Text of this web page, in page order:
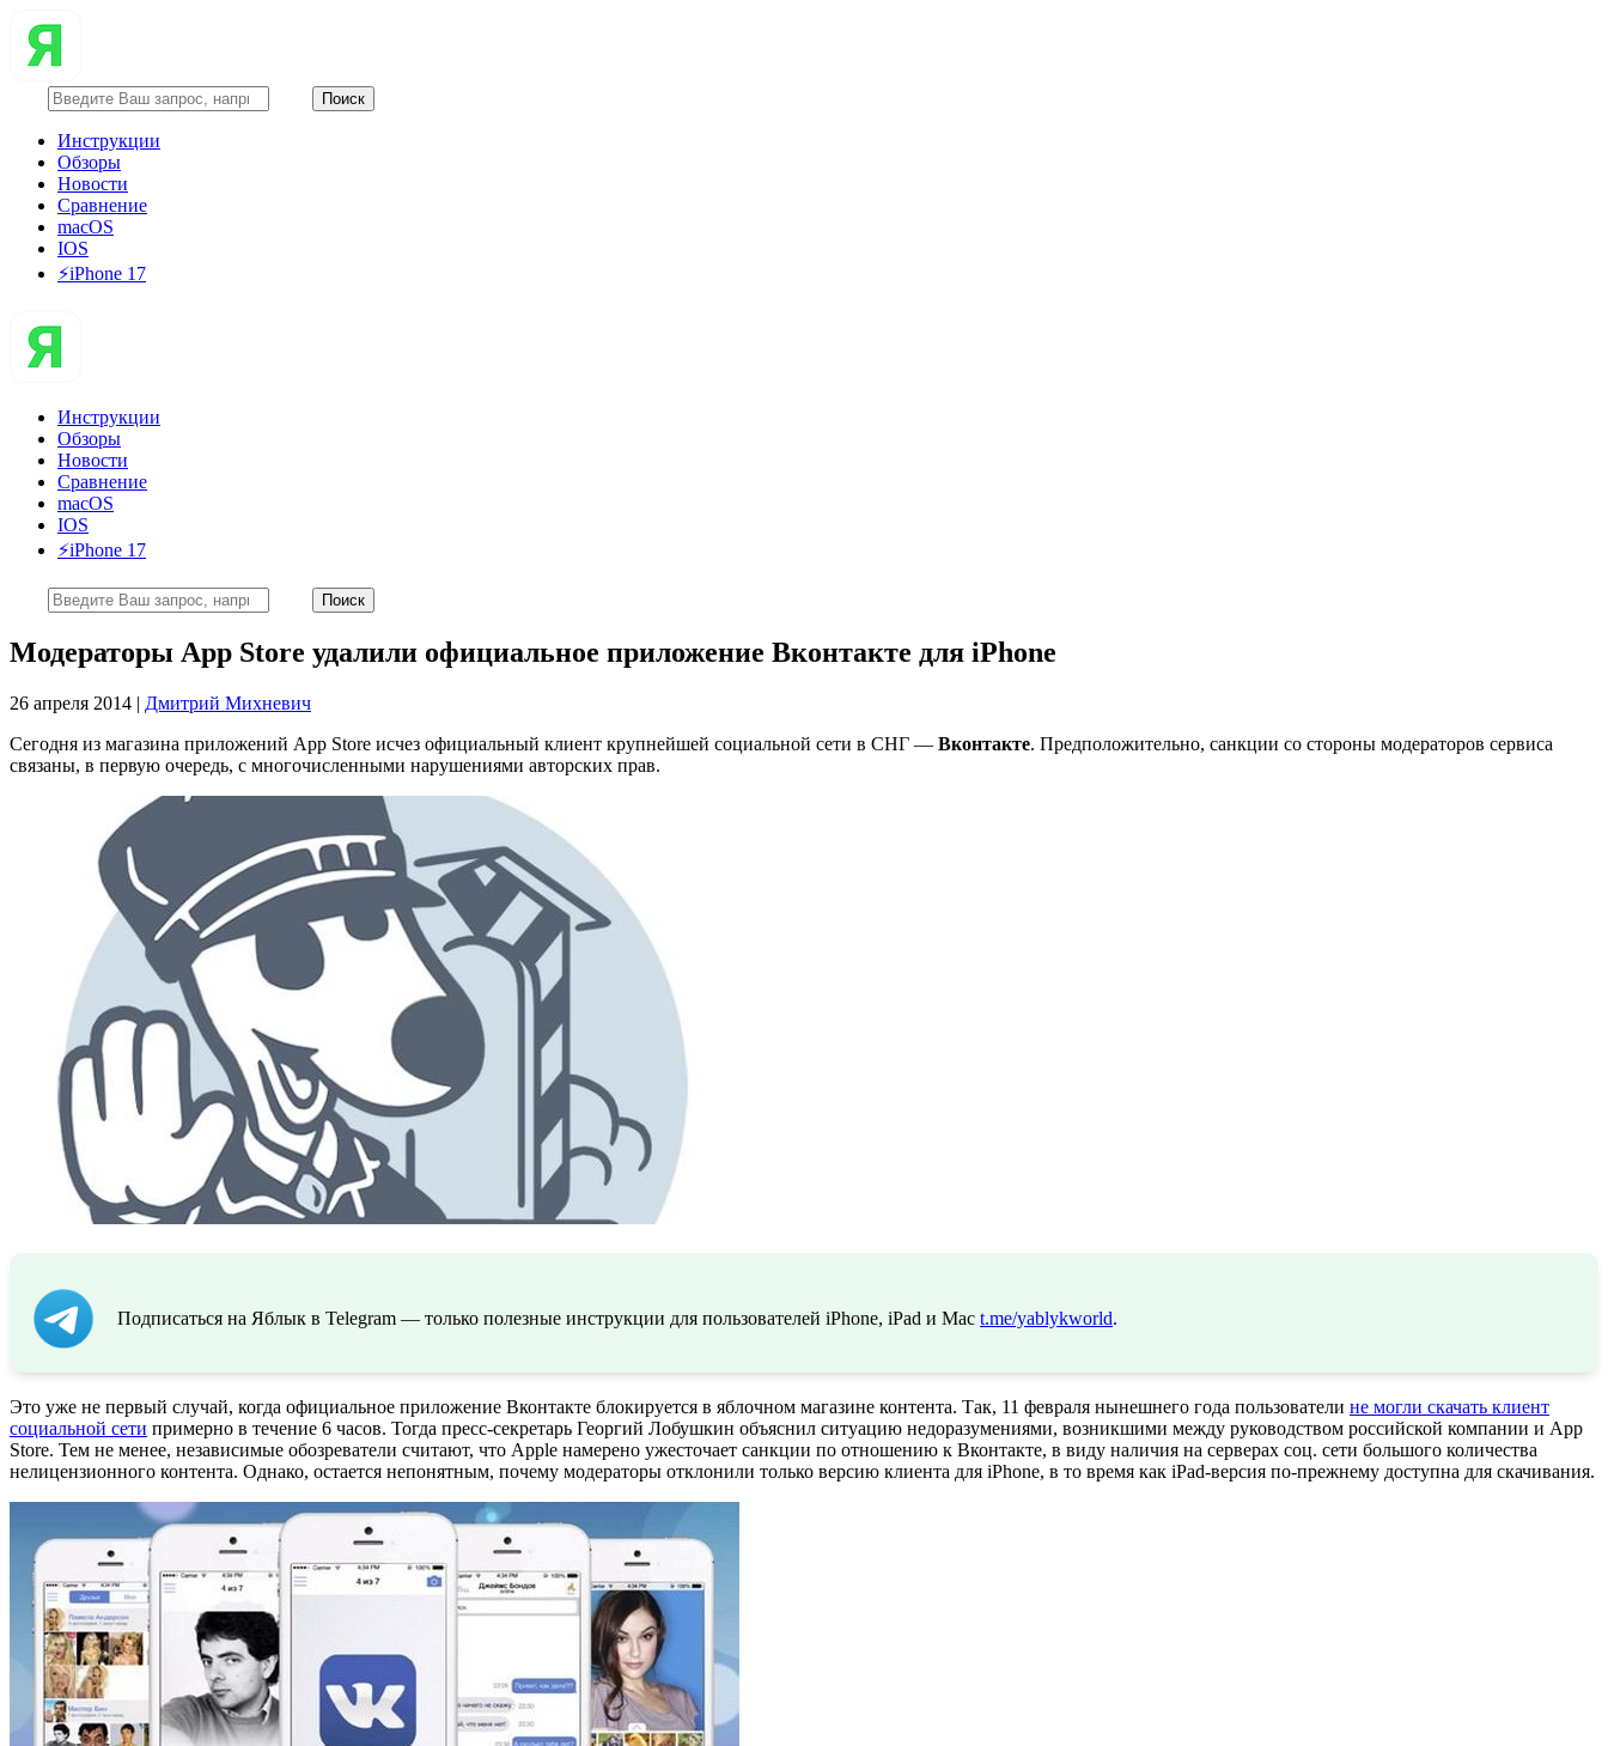
Инструкции
Обзоры
Новости
Сравнение
macOS
IOS
⚡️iPhone 17
Инструкции
Обзоры
Новости
Сравнение
macOS
IOS
⚡️iPhone 17
Модераторы App Store удалили официальное приложение Вконтакте для iPhone
26 апреля 2014 | Дмитрий Михневич
Сегодня из магазина приложений App Store исчез официальный клиент крупнейшей социальной сети в СНГ — Вконтакте. Предположительно, санкции со стороны модераторов сервиса
связаны, в первую очередь, с многочисленными нарушениями авторских прав.
Подписаться на Яблык в Telegram — только полезные инструкции для пользователей iPhone, iPad и Mac t.me/yablykworld.
Это уже не первый случай, когда официальное приложение Вконтакте блокируется в яблочном магазине контента. Так, 11 февраля нынешнего года пользователи не могли скачать клиент
социальной сети примерно в течение 6 часов. Тогда пресс-секретарь Георгий Лобушкин объяснил ситуацию недоразумениями, возникшими между руководством российской компании и App
Store. Тем не менее, независимые обозреватели считают, что Apple намерено ужесточает санкции по отношению к Вконтакте, в виду наличия на серверах соц. сети большого количества
нелицензионного контента. Однако, остается непонятным, почему модераторы отклонили только версию клиента для iPhone, в то время как iPad-версия по-прежнему доступна для скачивания.